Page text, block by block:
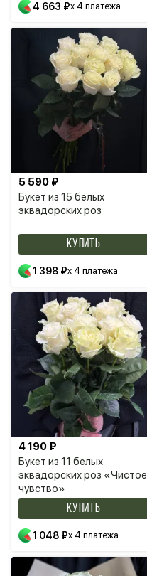
4 663 ₽x 4 платежа
Букет из 15 белых
эквадорских роз
5 590 ₽
КУПИТЬ
1 398 ₽x 4 платежа
Букет из 11 белых
эквадорских роз «Чистое
чувство»
4 190 ₽
КУПИТЬ
1 048 ₽x 4 платежа